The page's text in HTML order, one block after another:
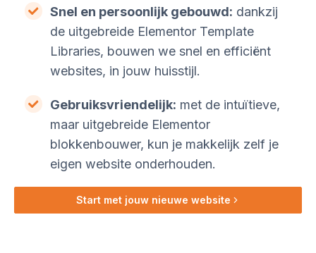
Snel en persoonlijk gebouwd: dankzij
de uitgebreide Elementor Template
Libraries, bouwen we snel en efficiënt
websites, in jouw huisstijl.
Gebruiksvriendelijk: met de intuïtieve,
maar uitgebreide Elementor
blokkenbouwer, kun je makkelijk zelf je
eigen website onderhouden.
Start met jouw nieuwe website